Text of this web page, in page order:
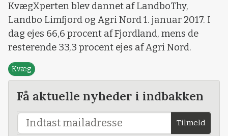
KvægXperten blev dannet af LandboThy,
Landbo Limfjord og Agri Nord 1. januar 2017. I
dag ejes 66,6 procent af Fjordland, mens de
resterende 33,3 procent ejes af Agri Nord.
Kvæg
Få aktuelle nyheder i indbakken
Tilmeld